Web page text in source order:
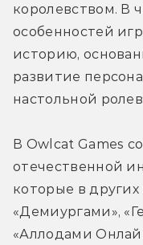
королевством. В
особенностей
историю,
развитие
настольной
В Owlcat Games
отечественной
которые в
«Демиургами»,
«Аллодами